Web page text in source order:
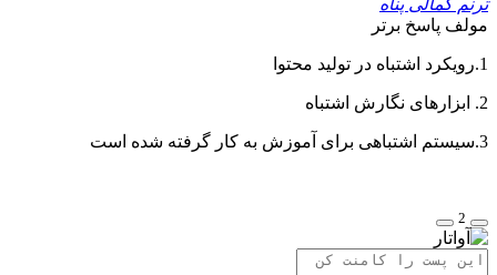
ترنم کمالی پناه
مولف پاسخ برتر
1.رویکرد اشتباه در تولید محتوا
2. ابزارهای نگارش اشتباه
3.سیستم اشتباهی برای آموزش به کار گرفته شده است
2